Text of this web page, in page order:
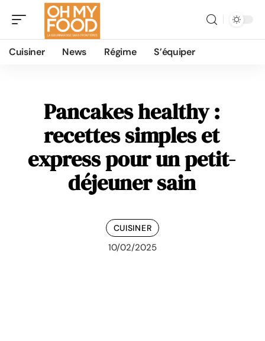
Cuisiner News Régime S’équiper
Pancakes healthy :
recettes simples et
express pour un petit-
déjeuner sain
CUISINER
10/02/2025